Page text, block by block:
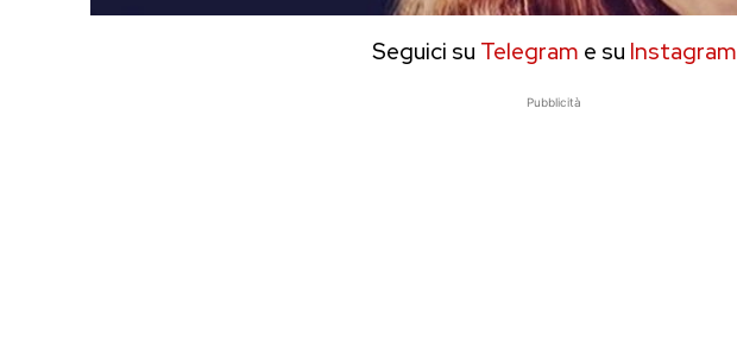
Seguici su Telegram e su Instagram
Pubblicità